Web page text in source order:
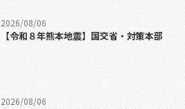
2026/08/06
【令和８年熊本地震】国交省・対策本部
2026/08/06